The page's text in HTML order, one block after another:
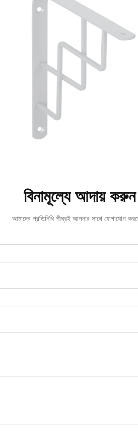
বিনামূল্যে আদায় করুন
আমাদের প্রতিনিধি শীঘ্রই আপনার সাথে যোগাযোগ